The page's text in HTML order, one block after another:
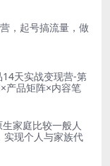
，起号搞流量，做
14天实战变现营-第
产品矩阵×内容笔
生家庭比较一般人
实现个人与家族代